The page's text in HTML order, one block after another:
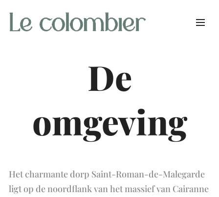
De
omgeving
Het charmante dorp Saint-Roman-de-Malegarde
ligt op de noordflank van het massief van Cairanne